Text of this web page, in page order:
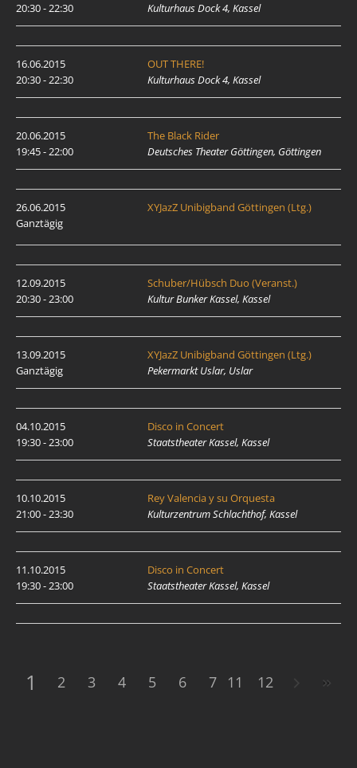
20:30 - 22:30
Kulturhaus Dock 4, Kassel
16.06.2015
20:30 - 22:30
OUT THERE!
Kulturhaus Dock 4, Kassel
20.06.2015
19:45 - 22:00
The Black Rider
Deutsches Theater Göttingen, Göttingen
26.06.2015
Ganztägig
XYJazZ Unibigband Göttingen (Ltg.)
12.09.2015
20:30 - 23:00
Schuber/Hübsch Duo (Veranst.)
Kultur Bunker Kassel, Kassel
13.09.2015
Ganztägig
XYJazZ Unibigband Göttingen (Ltg.)
Pekermarkt Uslar, Uslar
04.10.2015
19:30 - 23:00
Disco in Concert
Staatstheater Kassel, Kassel
10.10.2015
21:00 - 23:30
Rey Valencia y su Orquesta
Kulturzentrum Schlachthof, Kassel
11.10.2015
19:30 - 23:00
Disco in Concert
Staatstheater Kassel, Kassel
1 2 3 4 5 6 7 8 9
11 12